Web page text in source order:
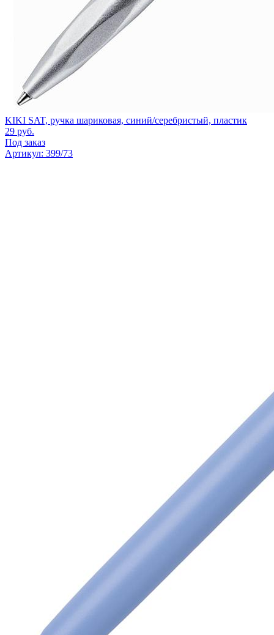
KIKI SAT, ручка шариковая, синий/серебристый, пластик
29 руб.
Под заказ
Артикул: 399/73